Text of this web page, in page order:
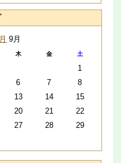
9月
木 金 土
1
6 7
8
13 14
15
20 21
22
27 28
29